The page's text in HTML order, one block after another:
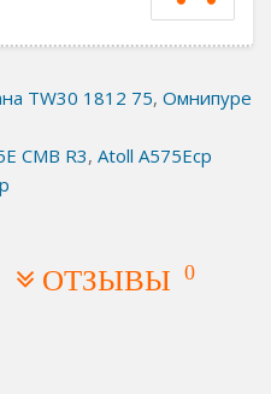
TW30 1812 75, Омнипуре
CMB R3, Atoll A575Ecp
ОТЗЫВЫ 0